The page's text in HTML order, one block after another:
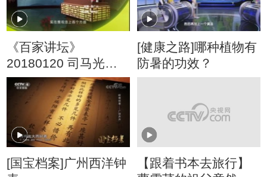
《百家讲坛》
20180120 司马光
（第三部）9 这个人
物不一般
[健康之路]哪种植物有
防暑的功效？
[国宝档案]广州西洋钟
【跟着书本去旅行】